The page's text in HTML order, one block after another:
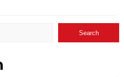
Search